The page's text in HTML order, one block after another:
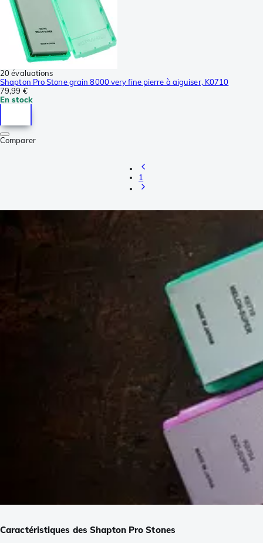
20 évaluations
Shapton Pro Stone grain 8000 very fine pierre à aiguiser, K0710
79,99 €
En stock
Comparer
1
Caractéristiques des Shapton Pro Stones